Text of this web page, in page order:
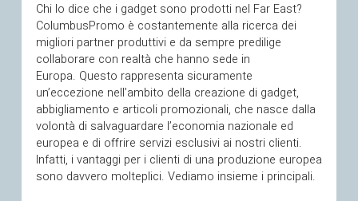
Chi lo dice che i gadget sono prodotti nel Far East?
ColumbusPromo è costantemente alla ricerca dei
migliori partner produttivi e da sempre predilige
collaborare con realtà che hanno sede in
Europa. Questo rappresenta sicuramente
un’eccezione nell’ambito della creazione di gadget,
abbigliamento e articoli promozionali, che nasce dalla
volontà di salvaguardare l’economia nazionale ed
europea e di offrire servizi esclusivi ai nostri clienti.
Infatti, i vantaggi per i clienti di una produzione europea
sono davvero molteplici. Vediamo insieme i principali.